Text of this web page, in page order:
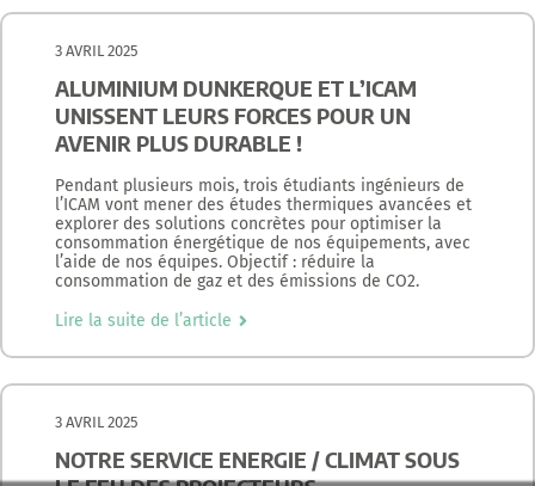
3 AVRIL 2025
ALUMINIUM DUNKERQUE ET L’ICAM
UNISSENT LEURS FORCES POUR UN
AVENIR PLUS DURABLE !
Pendant plusieurs mois, trois étudiants ingénieurs de
l’ICAM vont mener des études thermiques avancées et
explorer des solutions concrètes pour optimiser la
consommation énergétique de nos équipements, avec
l’aide de nos équipes. Objectif : réduire la
consommation de gaz et des émissions de CO2.
Lire la suite de l’article
3 AVRIL 2025
NOTRE SERVICE ENERGIE / CLIMAT SOUS